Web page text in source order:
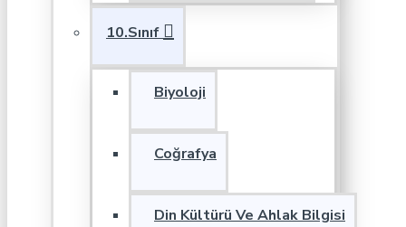
10.Sınıf
Biyoloji
Coğrafya
Din Kültürü Ve Ahlak Bilgisi